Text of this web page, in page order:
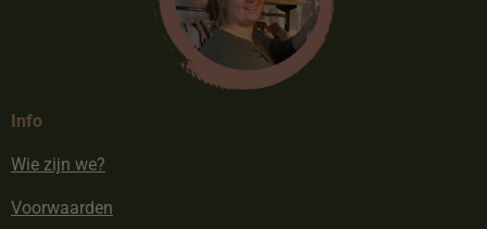
Info
Wie zijn we?
Voorwaarden